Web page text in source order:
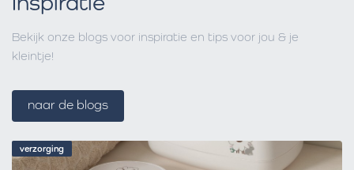
verzorging
Bekijk onze blogs voor inspiratie en tips voor jou & je
kleintje!
naar de blogs